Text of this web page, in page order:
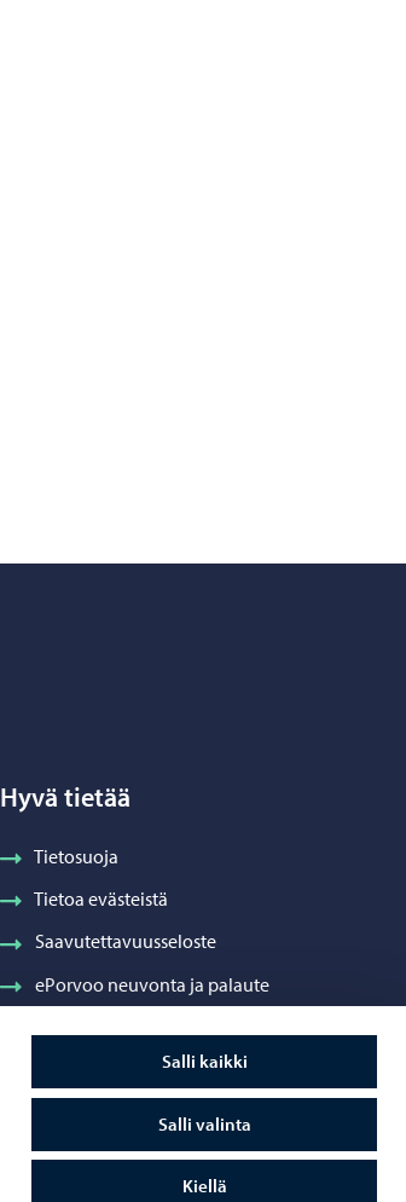
Salli kaikki
Salli valinta
Kiellä
Hyvä tietää
Tietosuoja
Tietoa evästeistä
Saavutettavuusseloste
ePorvoo neuvonta ja palaute